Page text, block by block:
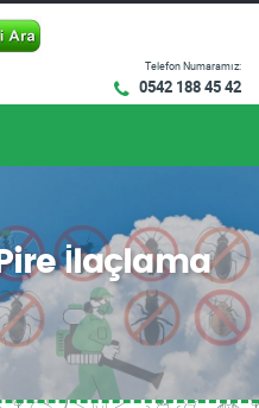
Telefon Numaramız:
0542 188 45 42
İlaçlama